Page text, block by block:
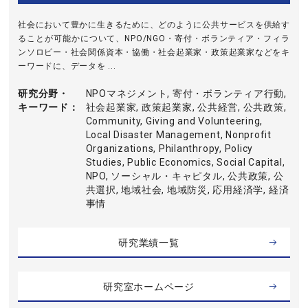
社会において豊かに生きるために、どのように公共サービスを供給す
ることが可能かについて、NPO/NGO・寄付・ボランティア・フィラ
ンソロピー・社会関係資本・協働・社会起業家・政策起業家などをキ
ーワードに、データを ...
研究分野・
キーワード
NPOマネジメント, 寄付・ボランティア行動,
社会起業家, 政策起業家, 公共経営, 公共政策,
Community, Giving and Volunteering,
Local Disaster Management, Nonprofit
Organizations, Philanthropy, Policy
Studies, Public Economics, Social Capital,
NPO, ソーシャル・キャピタル, 公共政策, 公
共選択, 地域社会, 地域防災, 応用経済学, 経済
事情
研究業績一覧
研究室ホームページ